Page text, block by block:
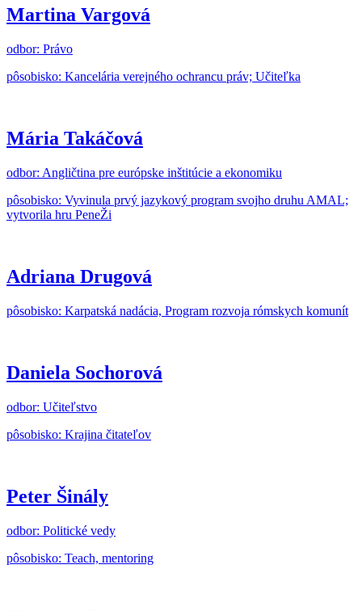
Martina Vargová
odbor: Právo
pôsobisko: Kancelária verejného ochrancu práv; Učiteľka
Mária Takáčová
odbor: Angličtina pre európske inštitúcie a ekonomiku
pôsobisko: Vyvinula prvý jazykový program svojho druhu AMAL;
vytvorila hru PeneŽi
Adriana Drugová
pôsobisko: Karpatská nadácia, Program rozvoja rómskych komunít
Daniela Sochorová
odbor: Učiteľstvo
pôsobisko: Krajina čitateľov
Peter Šinály
odbor: Politické vedy
pôsobisko: Teach, mentoring